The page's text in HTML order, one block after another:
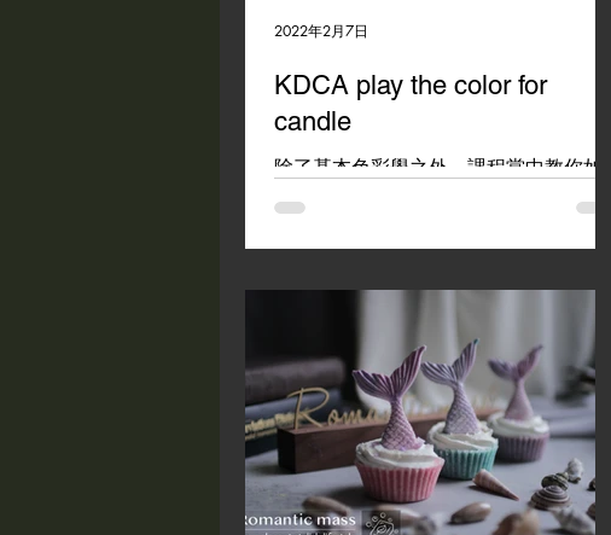
KDCA play the color for
candle
除了基本色彩學之外，課程當中教你如何
利用色彩學的概念精準的調出顏色!!
習 #romanticmass 課程時會完成一組色塊
2022年2月7日